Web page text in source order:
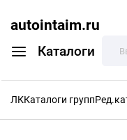
autointaim.ru
Каталоги
ЛККаталоги групп